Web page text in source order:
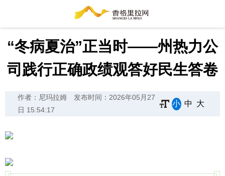
“冬病夏治”正当时——州热力公
司践行正确政绩观答好民生答卷
作者：尼玛拉姆
发布时间：2026年05月27
日 15:54:17
小 中 大